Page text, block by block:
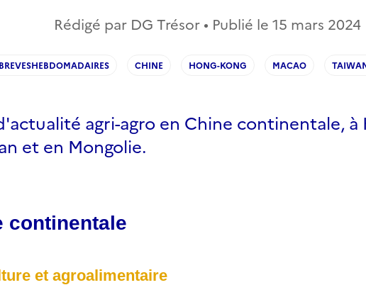
Rédigé par DG Trésor • Publié le 15 mars 2024
CHINE HONG-KONG MACAO
agri-agro en Chine continentale, à
et en Mongolie.
continentale
et agroalimentaire